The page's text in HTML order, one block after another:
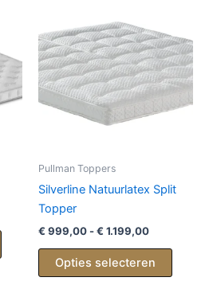
optie
kan
gekozen
productpagina
optie
kan
op
Pullman Toppers
Silverline Natuurlatex Split
Topper
€ 999,00 -€ 1.199,00Prijsklasse:
€ 1.199,00
Opties selecteren
Dit